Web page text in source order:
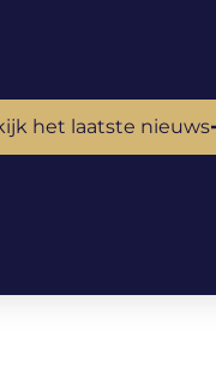
het laatste nieuws